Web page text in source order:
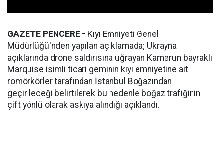
GAZETE PENCERE - Kıyı Emniyeti Genel
Müdürlüğü'nden yapılan açıklamada; Ukrayna
açıklarında drone saldırısına uğrayan Kamerun bayraklı
Marquise isimli ticari geminin kıyı emniyetine ait
romörkörler tarafından İstanbul Boğazından
geçirileceği belirtilerek bu nedenle boğaz trafiğinin
çift yönlü olarak askıya alındığı açıklandı.